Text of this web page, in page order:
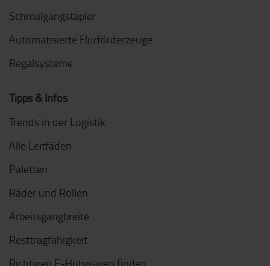
Schmalgangstapler
Automatisierte Flurförderzeuge
Regalsysteme
Tipps & Infos
Trends in der Logistik
Alle Leitfäden
Paletten
Räder und Rollen
Arbeitsgangbreite
Resttragfähigkeit
Richtigen E-Hubwagen finden